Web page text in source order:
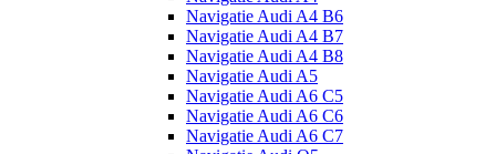
Navigatie Audi A4 B6
Navigatie Audi A4 B7
Navigatie Audi A4 B8
Navigatie Audi A5
Navigatie Audi A6 C5
Navigatie Audi A6 C6
Navigatie Audi A6 C7